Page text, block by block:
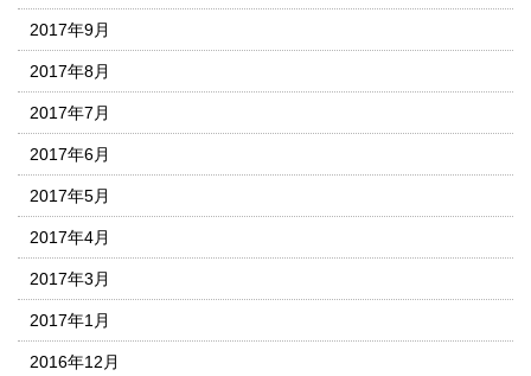
2017年9月
2017年8月
2017年7月
2017年6月
2017年5月
2017年4月
2017年3月
2017年1月
2016年12月